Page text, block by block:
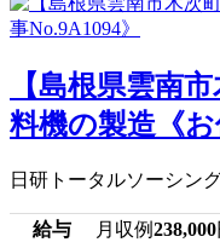
【島根県雲南
料機の製造《お
日研トータルソーシン
給与 月収例238,000